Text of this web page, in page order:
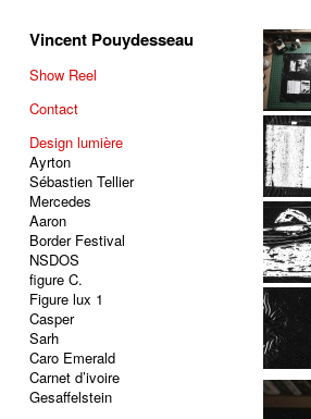
Vincent Pouydesseau
Show Reel
Contact
Design lumière
Ayrton
Sébastien Tellier
Mercedes
Aaron
Border Festival
NSDOS
figure C.
Figure lux 1
Casper
Sarh
Caro Emerald
Carnet d’ivoire
Gesaffelstein